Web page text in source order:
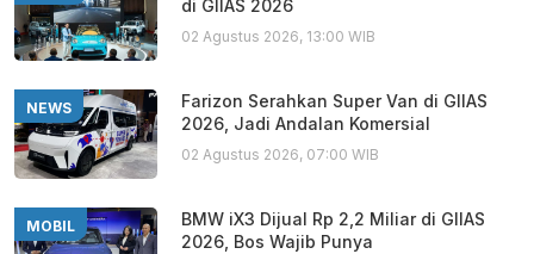
di GIIAS 2026
02 Agustus 2026, 13:00 WIB
NEWS
Farizon Serahkan Super Van di GIIAS
2026, Jadi Andalan Komersial
02 Agustus 2026, 07:00 WIB
MOBIL
BMW iX3 Dijual Rp 2,2 Miliar di GIIAS
2026, Bos Wajib Punya